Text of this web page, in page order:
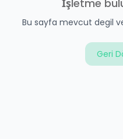
İşletme
Bu sayfa mevcut degil
Geri